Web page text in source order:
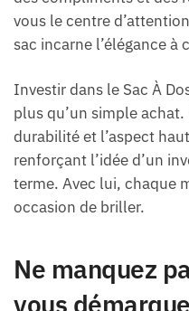
vous le centre
sac incarne l’élégance à
Investir dans le Sac À
plus qu’un simple achat.
durabilité et l’aspect
renforçant l’idée d’un
terme. Avec lui, chaque
occasion de briller.
Ne manquez